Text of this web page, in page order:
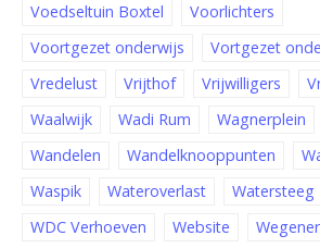
Voedseltuin Boxtel
Voorlichters
Voortgezet onderwijs
Vortgezet
Vredelust
Vrijthof Vrijwilligers
Waalwijk
Wadi Rum Wagnerplein
Wandelen
Wandelknooppunten
Waspik
Wateroverlast
Watersteeg
WDC Verhoeven
Website Wegener